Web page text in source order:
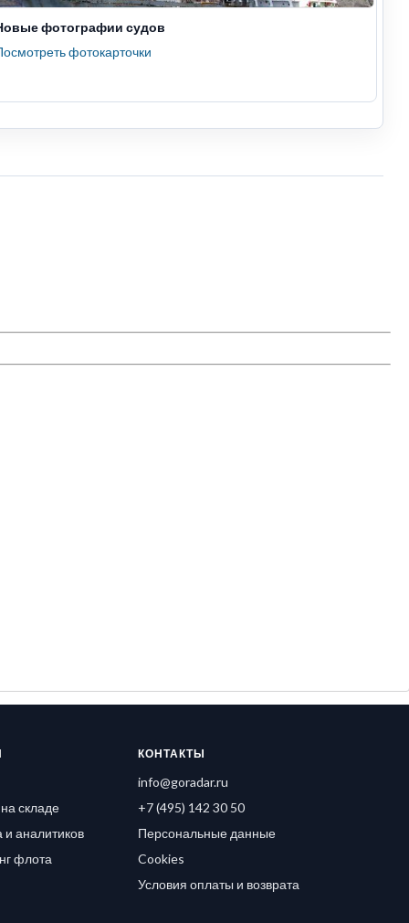
фотографии судов
фотокарточки
складе
аналитиков
флота
КОНТАКТЫ
info@goradar.ru
+7 (495) 142 30 50
Персональные данные
Cookies
Условия оплаты и возврата